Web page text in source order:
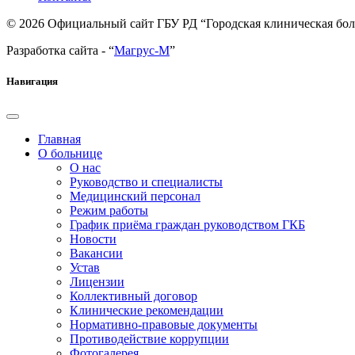
© 2026 Официальный сайт ГБУ РД “Городская клиническая
Разработка сайта - “Магрус-М”
Навигация
Главная
О больнице
О нас
Руководство и специалисты
Медицинский персонал
Режим работы
График приёма граждан руководством ГКБ
Новости
Вакансии
Устав
Лицензии
Коллективный договор
Клинические рекомендации
Нормативно-правовые документы
Противодействие коррупции